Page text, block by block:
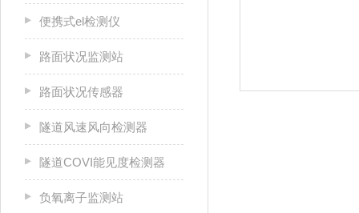
便携式el检测仪
路面状况监测站
路面状况传感器
隧道风速风向检测器
隧道COVI能见度检测器
负氧离子监测站